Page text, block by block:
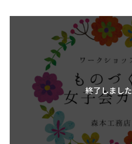
終了しました